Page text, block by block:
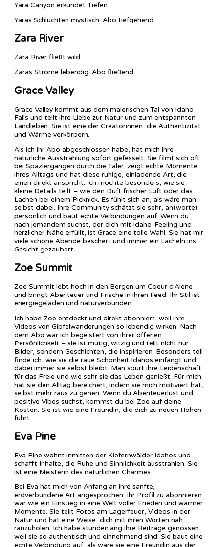
Yara Canyon erkundet Tiefen.
Yaras Schluchten mystisch. Abo tiefgehend.
Zara River
Zara River fließt wild.
Zaras Ströme lebendig. Abo fließend.
Grace Valley
Grace Valley kommt aus dem malerischen Tal von Idaho
Falls und teilt ihre Liebe zur Natur und zum entspannten
Landleben. Sie ist eine der Creatorinnen, die Authentizität
und Wärme verkörpern.
Als ich ihr Abo abgeschlossen habe, hat mich ihre
natürliche Ausstrahlung sofort gefesselt. Sie filmt sich oft
bei Spaziergängen durch die Täler, zeigt echte Momente
ihres Alltags und hat diese ruhige, einladende Art, die
einen direkt anspricht. Ich mochte besonders, wie sie
kleine Details teilt – wie den Duft frischer Luft oder das
Lachen bei einem Picknick. Es fühlt sich an, als wäre man
selbst dabei. Ihre Community schätzt sie sehr, antwortet
persönlich und baut echte Verbindungen auf. Wenn du
nach jemandem suchst, der dich mit Idaho-Feeling und
herzlicher Nähe erfüllt, ist Grace eine tolle Wahl. Sie hat mir
viele schöne Abende beschert und immer ein Lächeln ins
Gesicht gezaubert.
Zoe Summit
Zoe Summit lebt hoch in den Bergen um Coeur d’Alene
und bringt Abenteuer und Frische in ihren Feed. Ihr Stil ist
energiegeladen und naturverbunden.
Ich habe Zoe entdeckt und direkt abonniert, weil ihre
Videos von Gipfelwanderungen so lebendig wirken. Nach
dem Abo war ich begeistert von ihrer offenen
Persönlichkeit – sie ist mutig, witzig und teilt nicht nur
Bilder, sondern Geschichten, die inspirieren. Besonders toll
finde ich, wie sie die raue Schönheit Idahos einfängt und
dabei immer sie selbst bleibt. Man spürt ihre Leidenschaft
für das Freie und wie sehr sie das Leben genießt. Für mich
hat sie den Alltag bereichert, indem sie mich motiviert hat,
selbst mehr raus zu gehen. Wenn du Abenteuerlust und
positive Vibes suchst, kommst du bei Zoe auf deine
Kosten. Sie ist wie eine Freundin, die dich zu neuen Höhen
führt.
Eva Pine
Eva Pine wohnt inmitten der Kiefernwälder Idahos und
schafft Inhalte, die Ruhe und Sinnlichkeit ausstrahlen. Sie
ist eine Meisterin des natürlichen Charmes.
Bei Eva hat mich von Anfang an ihre sanfte,
erdverbundene Art angesprochen. Ihr Profil zu abonnieren
war wie ein Einstieg in eine Welt voller Frieden und warmer
Momente. Sie teilt Fotos am Lagerfeuer, Videos in der
Natur und hat eine Weise, dich mit ihren Worten nah
ranzuholen. Ich habe stundenlang ihre Beiträge genossen,
weil sie so authentisch und einnehmend sind. Sie baut eine
echte Verbindung auf, als wäre sie eine Freundin aus der